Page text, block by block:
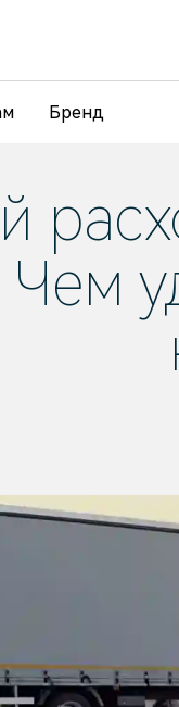
Бренд
Чем